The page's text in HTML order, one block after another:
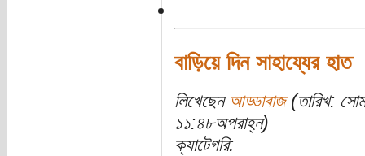
বাড়িয়ে দিন সাহায্যের হাত
লিখেছেন আড্ডাবাজ(তারিখ:
১১:৪৮অপরাহ্ন)
ক্যাটেগরি: